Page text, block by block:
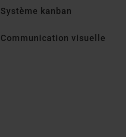
Système kanban
Communication visuelle